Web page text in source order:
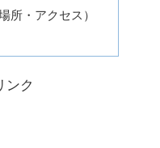
所・アクセス）
ンク